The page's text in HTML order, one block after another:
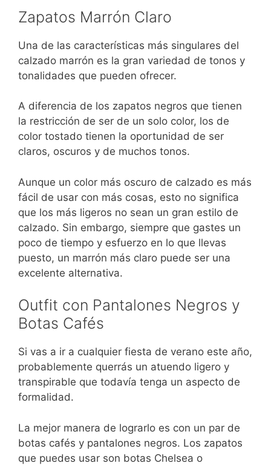
Zapatos Marrón Claro
Una de las características más singulares del
calzado marrón es la gran variedad de tonos y
tonalidades que pueden ofrecer.
A diferencia de los zapatos negros que tienen
la restricción de ser de un solo color, los de
color tostado tienen la oportunidad de ser
claros, oscuros y de muchos tonos.
Aunque un color más oscuro de calzado es más
fácil de usar con más cosas, esto no significa
que los más ligeros no sean un gran estilo de
calzado. Sin embargo, siempre que gastes un
poco de tiempo y esfuerzo en lo que llevas
puesto, un marrón más claro puede ser una
excelente alternativa.
Outfit con Pantalones Negros y
Botas Cafés
Si vas a ir a cualquier fiesta de verano este año,
probablemente querrás un atuendo ligero y
transpirable que todavía tenga un aspecto de
formalidad.
La mejor manera de lograrlo es con un par de
botas cafés y pantalones negros. Los zapatos
que puedes usar son botas Chelsea o